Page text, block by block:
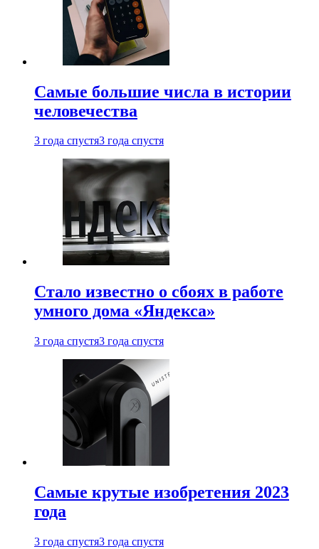
Самые большие числа в истории
человечества
3 года спустя3 года спустя
Стало известно о сбоях в работе
умного дома «Яндекса»
3 года спустя3 года спустя
Самые крутые изобретения 2023
года
3 года спустя3 года спустя